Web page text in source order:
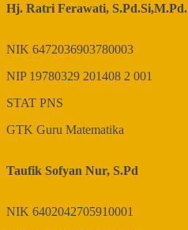
Hj. Ratri Ferawati, S.Pd.Si,M.Pd.
NIK 6472036903780003
NIP 19780329 201408 2 001
STAT PNS
GTK Guru Matematika
Taufik Sofyan Nur, S.Pd
NIK 6402042705910001